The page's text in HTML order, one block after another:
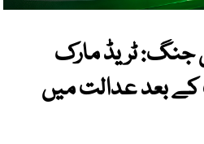
جنگ: ٹریڈ مارک
بعد عدالت میں